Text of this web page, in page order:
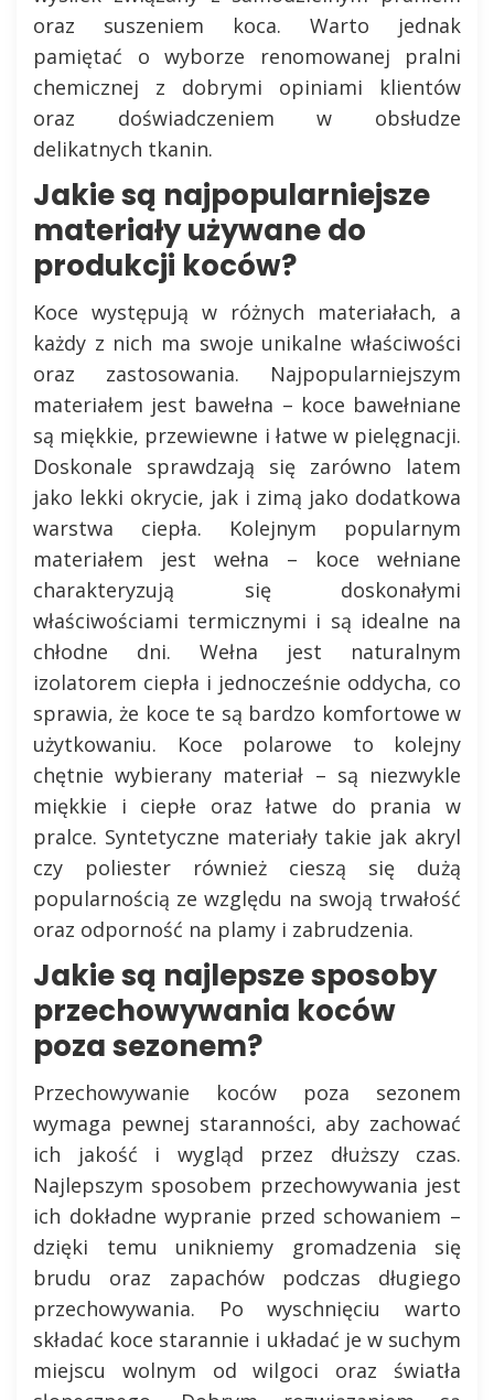
oraz suszeniem koca. Warto jednak
pamiętać o wyborze renomowanej pralni
chemicznej z dobrymi opiniami klientów
oraz doświadczeniem w obsłudze
delikatnych tkanin.
Jakie są najpopularniejsze
materiały używane do
produkcji koców?
Koce występują w różnych materiałach, a
każdy z nich ma swoje unikalne właściwości
oraz zastosowania. Najpopularniejszym
materiałem jest bawełna – koce bawełniane
są miękkie, przewiewne i łatwe w pielęgnacji.
Doskonale sprawdzają się zarówno latem
jako lekki okrycie, jak i zimą jako dodatkowa
warstwa ciepła. Kolejnym popularnym
materiałem jest wełna – koce wełniane
charakteryzują się doskonałymi
właściwościami termicznymi i są idealne na
chłodne dni. Wełna jest naturalnym
izolatorem ciepła i jednocześnie oddycha, co
sprawia, że koce te są bardzo komfortowe w
użytkowaniu. Koce polarowe to kolejny
chętnie wybierany materiał – są niezwykle
miękkie i ciepłe oraz łatwe do prania w
pralce. Syntetyczne materiały takie jak akryl
czy poliester również cieszą się dużą
popularnością ze względu na swoją trwałość
oraz odporność na plamy i zabrudzenia.
Jakie są najlepsze sposoby
przechowywania koców
poza sezonem?
Przechowywanie koców poza sezonem
wymaga pewnej staranności, aby zachować
ich jakość i wygląd przez dłuższy czas.
Najlepszym sposobem przechowywania jest
ich dokładne wypranie przed schowaniem –
dzięki temu unikniemy gromadzenia się
brudu oraz zapachów podczas długiego
przechowywania. Po wyschnięciu warto
składać koce starannie i układać je w suchym
miejscu wolnym od wilgoci oraz światła